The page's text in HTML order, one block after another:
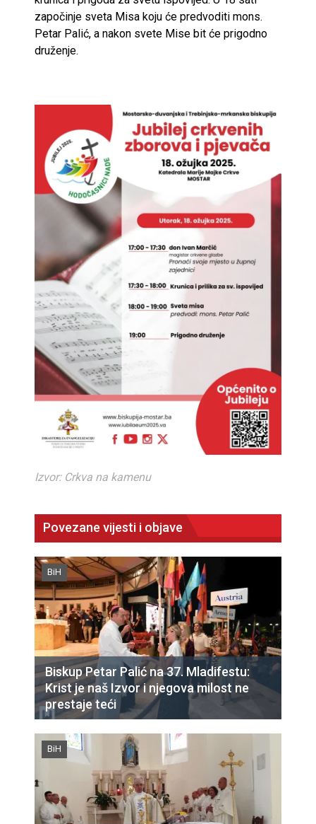
započinje sveta Misa koju će predvoditi mons.
Petar Palić, a nakon svete Mise bit će prigodno
druženje.
Izvor: Crkva na kamenu
Povezane vijesti i objave
BiH
Biskup Petar Palić na 37. Mladifestu:
Krist je naš Izvor i njegova milost ne
prestaje teći
BiH